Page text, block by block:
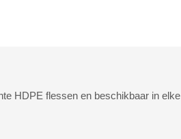
HDPE flessen en beschikbaar in elke